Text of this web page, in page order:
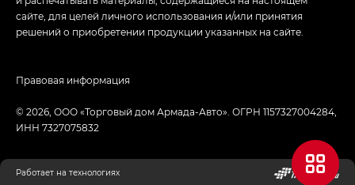
сайте, для целей личного использования и/или принятия
решений о приобретении продукции указанных на сайте.
© 2026, ООО «Торговый дом Армада-Авто». ОГРН 1157327004284,
ИНН 7327075832
Правовая информация
Работает на технологиях